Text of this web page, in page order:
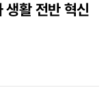
활 전반 혁신